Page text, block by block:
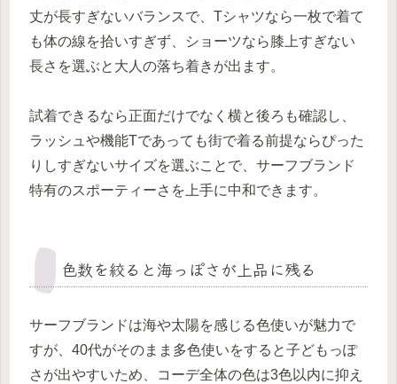
丈が長すぎないバランスで、Tシャツなら一枚で着て
も体の線を拾いすぎず、ショーツなら膝上すぎない
長さを選ぶと大人の落ち着きが出ます。
試着できるなら正面だけでなく横と後ろも確認し、
ラッシュや機能Tであっても街で着る前提ならぴった
りしすぎないサイズを選ぶことで、サーフブランド
特有のスポーティーさを上手に中和できます。
色数を絞ると海っぽさが上品に残る
サーフブランドは海や太陽を感じる色使いが魅力で
すが、40代がそのまま多色使いをすると子どもっぽ
さが出やすいため、コーデ全体の色は3色以内に抑え